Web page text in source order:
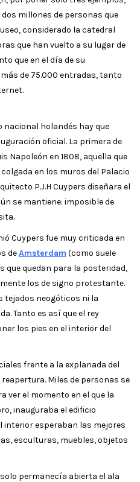
millones de personas que
considerado la catedral
que han vuelto a su lugar de
que en el día de su
de 75.000 entradas, tanto
nacional holandés hay que
oficial. La primera de
Napoleón en 1808, aquella que
en los muros del Palacio
P.J.H Cuypers diseñara el
se mantiene: imposible de
Cuypers fue muy criticada en
deAmsterdam (como suele
que quedan para la posteridad,
los de signo protestante.
tejados neogóticos ni la
Tanto es así que el rey
los pies en el interior del
frente a la explanada del
Miles de personas se
ver el momento en el que la
inauguraba el edificio
interior esperaban las mejores
esculturas, muebles, objetos
permanecía abierta el ala